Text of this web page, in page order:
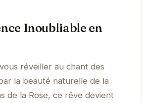
Inoubliable en
réveiller au chant des
la beauté naturelle de la
de la Rose, ce rêve devient